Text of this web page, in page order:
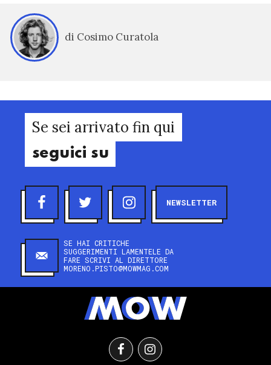
di Cosimo Curatola
Se sei arrivato fin qui
seguici su
NEWSLETTER
SE HAI CRITICHE
SUGGERIMENTI LAMENTELE DA
FARE SCRIVI AL DIRETTORE
MORENO.PISTO@MOWMAG.COM